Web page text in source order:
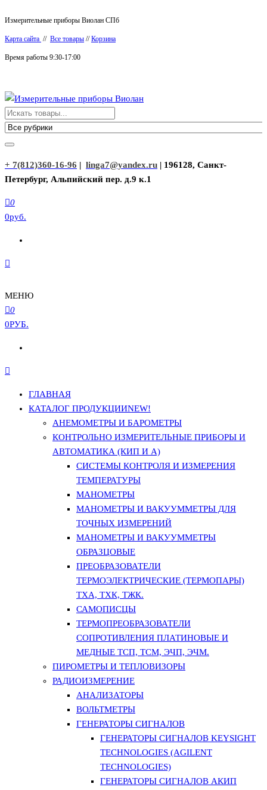
к
содержимому
Измерительные приборы Виолан СПб
Карта сайта // Все товары //Корзина
Время работы 9:30-17:00
Измерительные приборы Виолан
+ 7(812)360-16-96 | linga7@yandex.ru | 196128, Санкт-
Петербург, Альпийский пер. д.9 к.1
0
0руб.
МЕНЮ
0
0РУБ.
ГЛАВНАЯ
КАТАЛОГ ПРОДУКЦИИNEW!
АНЕМОМЕТРЫ И БАРОМЕТРЫ
КОНТРОЛЬНО ИЗМЕРИТЕЛЬНЫЕ ПРИБОРЫ И
АВТОМАТИКА (КИП И А)
СИСТЕМЫ КОНТРОЛЯ И ИЗМЕРЕНИЯ
ТЕМПЕРАТУРЫ
МАНОМЕТРЫ
МАНОМЕТРЫ И ВАКУУММЕТРЫ ДЛЯ
ТОЧНЫХ ИЗМЕРЕНИЙ
МАНОМЕТРЫ И ВАКУУММЕТРЫ
ОБРАЗЦОВЫЕ
ПРЕОБРАЗОВАТЕЛИ
ТЕРМОЭЛЕКТРИЧЕСКИЕ (ТЕРМОПАРЫ)
ТХА, ТХК, ТЖК.
САМОПИСЦЫ
ТЕРМОПРЕОБРАЗОВАТЕЛИ
СОПРОТИВЛЕНИЯ ПЛАТИНОВЫЕ И
МЕДНЫЕ ТСП, ТСМ, ЭЧП, ЭЧМ.
ПИРОМЕТРЫ И ТЕПЛОВИЗОРЫ
РАДИОИЗМЕРЕНИЕ
АНАЛИЗАТОРЫ
ВОЛЬТМЕТРЫ
ГЕНЕРАТОРЫ СИГНАЛОВ
ГЕНЕРАТОРЫ СИГНАЛОВ KEYSIGHT
TECHNOLOGIES (AGILENT
TECHNOLOGIES)
ГЕНЕРАТОРЫ СИГНАЛОВ АКИП